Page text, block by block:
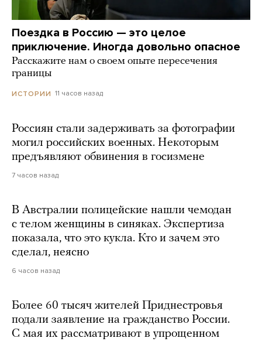
Поездка в Россию — это целое
приключение. Иногда довольно опасное
Расскажите нам о своем опыте пересечения
границы
ИСТОРИИ 11 часов назад
Россиян стали задерживать за фотографии
могил российских военных. Некоторым
предъявляют обвинения в госизмене
7 часов назад
В Австралии полицейские нашли чемодан
с телом женщины в синяках. Экспертиза
показала, что это кукла. Кто и зачем это
сделал, неясно
6 часов назад
Более 60 тысяч жителей Приднестровья
подали заявление на гражданство России.
С мая их рассматривают в упрощенном